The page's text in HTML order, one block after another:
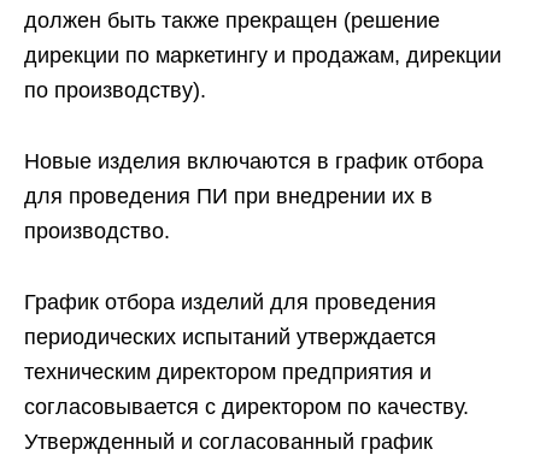
должен быть также прекращен (решение
дирекции по маркетингу и продажам, дирекции
по производству).
Новые изделия включаются в график отбора
для проведения ПИ при внедрении их в
производство.
График отбора изделий для проведения
периодических испытаний утверждается
техническим директором предприятия и
согласовывается с директором по качеству.
Утвержденный и согласованный график